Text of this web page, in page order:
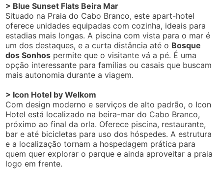
> Blue Sunset Flats Beira Mar
Situado na Praia do Cabo Branco, este apart-hotel
oferece unidades equipadas com cozinha, ideais para
estadias mais longas. A piscina com vista para o mar é
um dos destaques, e a curta distância até o Bosque
dos Sonhos permite que o visitante vá a pé. É uma
opção interessante para famílias ou casais que buscam
mais autonomia durante a viagem.
> Icon Hotel by Welkom
Com design moderno e serviços de alto padrão, o Icon
Hotel está localizado na beira-mar do Cabo Branco,
próximo ao final da orla. Oferece piscina, restaurante,
bar e até bicicletas para uso dos hóspedes. A estrutura
e a localização tornam a hospedagem prática para
quem quer explorar o parque e ainda aproveitar a praia
logo em frente.